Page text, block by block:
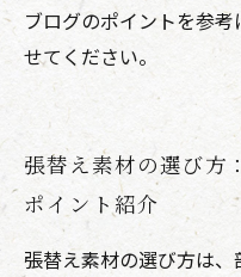
ブログのポイントを参
せてください。
張替え素材の選び方
ポイント紹介
張替え素材の選び方は